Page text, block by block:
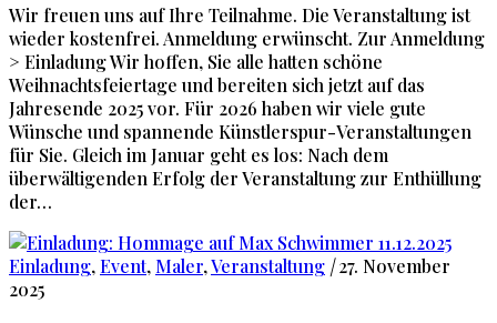
Wir freuen uns auf Ihre Teilnahme. Die Veranstaltung ist
wieder kostenfrei. Anmeldung erwünscht. Zur Anmeldung
> Einladung Wir hoffen, Sie alle hatten schöne
Weihnachtsfeiertage und bereiten sich jetzt auf das
Jahresende 2025 vor. Für 2026 haben wir viele gute
Wünsche und spannende Künstlerspur-Veranstaltungen
für Sie. Gleich im Januar geht es los: Nach dem
überwältigenden Erfolg der Veranstaltung zur Enthüllung
der…
Einladung,Event, Maler,Veranstaltung | 27. November
2025